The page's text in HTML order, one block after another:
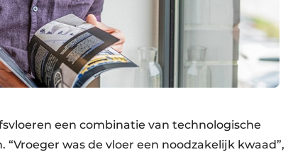
een combinatie van technologische
was de vloer een noodzakelijk kwaad”,